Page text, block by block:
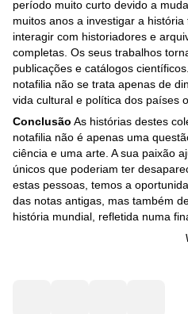
período muito curto devido a
muitos anos a investigar a
interagir com historiadores e
completas. Os seus trabalhos
publicações e catálogos
notafilia não se trata apenas de
vida cultural e política dos países
Conclusão As histórias destes
notafilia não é apenas uma
ciência e uma arte. A sua paixão
únicos que poderiam ter
estas pessoas, temos a
das notas antigas, mas também
história mundial, refletida numa